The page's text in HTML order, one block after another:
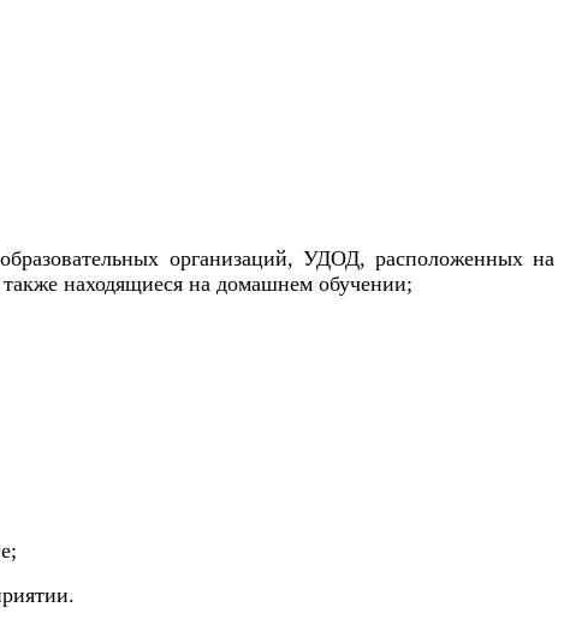
организаций, УДОД, расположенных на
находящиеся на домашнем обучении;